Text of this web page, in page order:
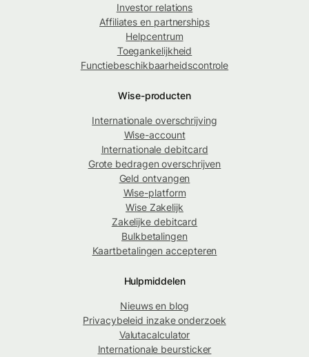
Investor relations
Affiliates en partnerships
Helpcentrum
Toegankelijkheid
Functiebeschikbaarheidscontrole
Wise-producten
Internationale overschrijving
Wise-account
Internationale debitcard
Grote bedragen overschrijven
Geld ontvangen
Wise-platform
Wise Zakelijk
Zakelijke debitcard
Bulkbetalingen
Kaartbetalingen accepteren
Hulpmiddelen
Nieuws en blog
Privacybeleid inzake onderzoek
Valutacalculator
Internationale beursticker